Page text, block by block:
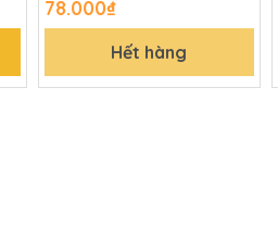
78.000₫
Hết hàng